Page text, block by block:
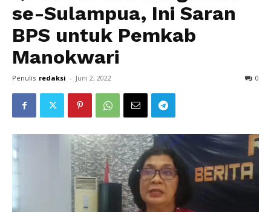
se-Sulampua, Ini Saran
BPS untuk Pemkab
Manokwari
Penulis redaksi - Juni 2, 2022 0